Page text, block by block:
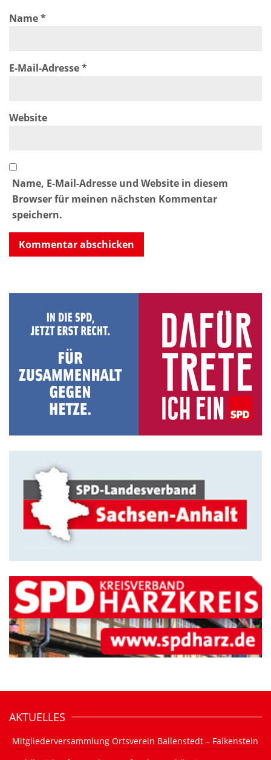
Name*
E-Mail-Adresse*
Website
Name, E-Mail-Adresse und Website in diesem
Browser für meinen nächsten Kommentar
speichern.
AKTUELLES
Mitgliederversammlung Ortsverein Ballenstedt – Falkenstein